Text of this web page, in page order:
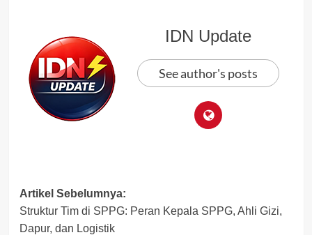
IDN Update
See author's posts
Post
navigation
Artikel Sebelumnya:
Struktur Tim di SPPG: Peran Kepala SPPG, Ahli Gizi,
Dapur, dan Logistik